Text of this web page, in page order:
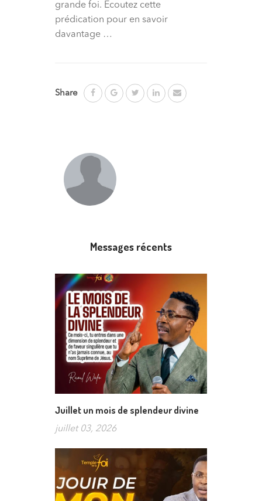
grande foi. Ecoutez cette
prédication pour en savoir
davantage …
Share
Messages récents
Juillet un mois de splendeur divine
juillet 03, 2026